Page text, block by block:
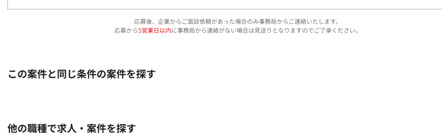
応募後、企業からご面談依頼があった場合のみ事務局からご連絡いたします。
応募から5営業日以内に事務局から連絡がない場合は見送りとなりますのでご了承ください。
この案件と同じ条件の案件を探す
他の職種で求人・案件を探す